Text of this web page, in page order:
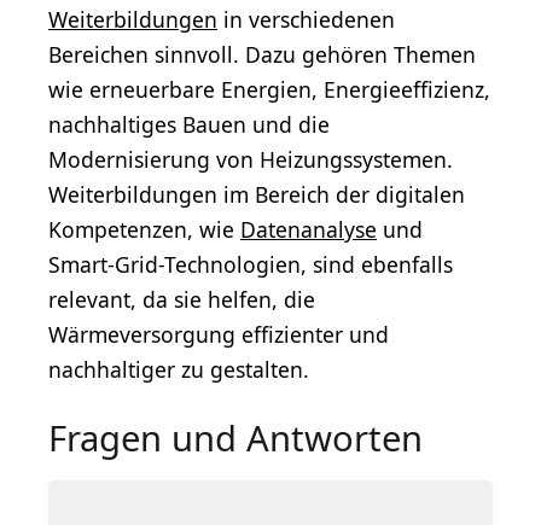
Weiterbildungen in verschiedenen
Bereichen sinnvoll. Dazu gehören Themen
wie erneuerbare Energien, Energieeffizienz,
nachhaltiges Bauen und die
Modernisierung von Heizungssystemen.
Weiterbildungen im Bereich der digitalen
Kompetenzen, wie Datenanalyse und
Smart-Grid-Technologien, sind ebenfalls
relevant, da sie helfen, die
Wärmeversorgung effizienter und
nachhaltiger zu gestalten.
Fragen und Antworten